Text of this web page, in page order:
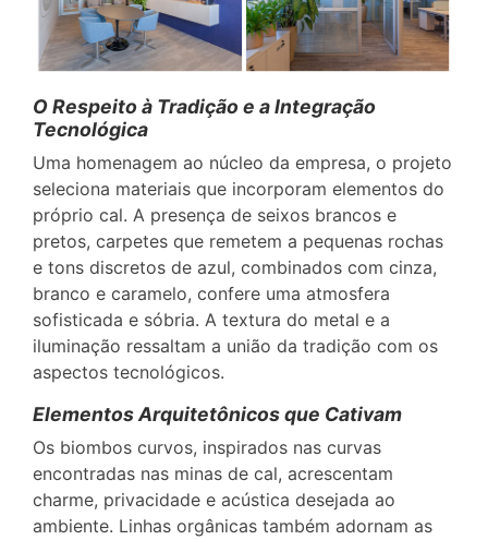
O Respeito à Tradição e a Integração
Tecnológica
Uma homenagem ao núcleo da empresa, o projeto
seleciona materiais que incorporam elementos do
próprio cal. A presença de seixos brancos e
pretos, carpetes que remetem a pequenas rochas
e tons discretos de azul, combinados com cinza,
branco e caramelo, confere uma atmosfera
sofisticada e sóbria. A textura do metal e a
iluminação ressaltam a união da tradição com os
aspectos tecnológicos.
Elementos Arquitetônicos que Cativam
Os biombos curvos, inspirados nas curvas
encontradas nas minas de cal, acrescentam
charme, privacidade e acústica desejada ao
ambiente. Linhas orgânicas também adornam as